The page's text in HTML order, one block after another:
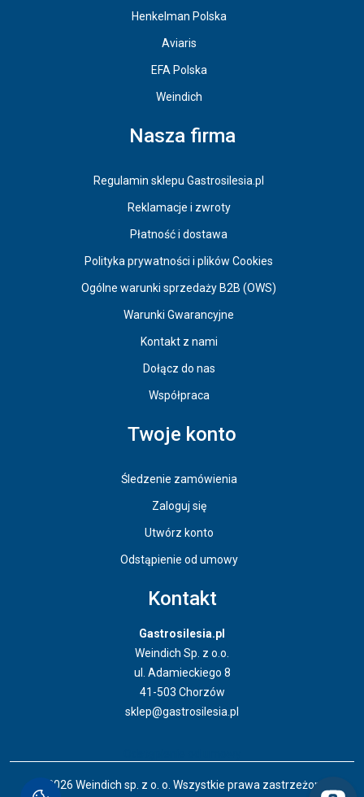
Henkelman Polska
Aviaris
EFA Polska
Weindich
Nasza firma
Regulamin sklepu Gastrosilesia.pl
Reklamacje i zwroty
Płatność i dostawa
Polityka prywatności i plików Cookies
Ogólne warunki sprzedaży B2B (OWS)
Warunki Gwarancyjne
Kontakt z nami
Dołącz do nas
Współpraca
Twoje konto
Śledzenie zamówienia
Zaloguj się
Utwórz konto
Odstąpienie od umowy
Kontakt
Gastrosilesia.pl
Weindich Sp. z o.o.
ul. Adamieckiego 8
41-503 Chorzów
sklep@gastrosilesia.pl
© 2026 Weindich sp. z o. o. Wszystkie prawa zastrzeżone.